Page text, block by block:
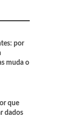
por
muda o
que
dados